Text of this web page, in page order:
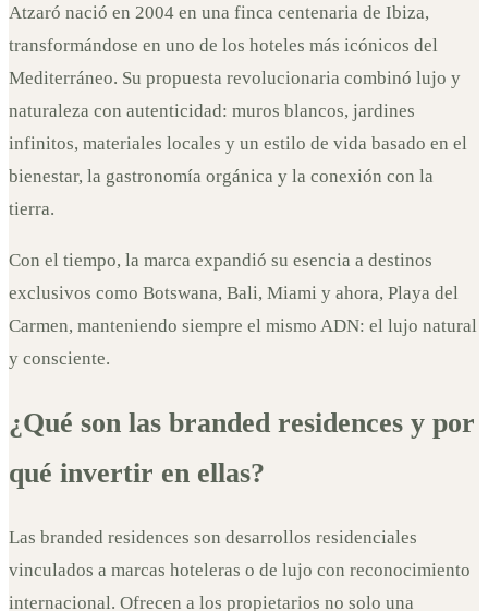
Atzaró nació en 2004 en una finca centenaria de Ibiza,
transformándose en uno de los hoteles más icónicos del
Mediterráneo. Su propuesta revolucionaria combinó lujo y
naturaleza con autenticidad: muros blancos, jardines
infinitos, materiales locales y un estilo de vida basado en el
bienestar, la gastronomía orgánica y la conexión con la
tierra.
Con el tiempo, la marca expandió su esencia a destinos
exclusivos como Botswana, Bali, Miami y ahora, Playa del
Carmen, manteniendo siempre el mismo ADN: el lujo natural
y consciente.
¿Qué son las branded residences y por
qué invertir en ellas?
Las branded residences son desarrollos residenciales
vinculados a marcas hoteleras o de lujo con reconocimiento
internacional. Ofrecen a los propietarios no solo una